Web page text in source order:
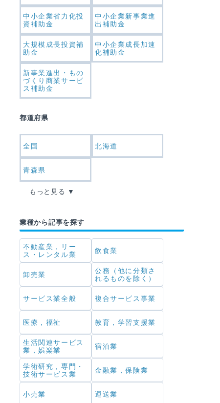
中小企業省力化投
資補助金
中小企業新事業進
出補助金
大規模成長投資補
助金
中小企業成長加速
化補助金
新事業進出・もの
づくり商業サービ
ス補助金
都道府県
全国 北海道
青森県
もっと見る
業種から記事を探す
不動産業，リー
ス・レンタル業
飲食業
卸売業
公務（他に分類さ
れるものを除く）
サービス業全般 複合サービス事業
医療，福祉 教育，学習支援業
生活関連サービス
業，娯楽業
宿泊業
学術研究，専門・
技術サービス業
金融業，保険業
小売業 運送業